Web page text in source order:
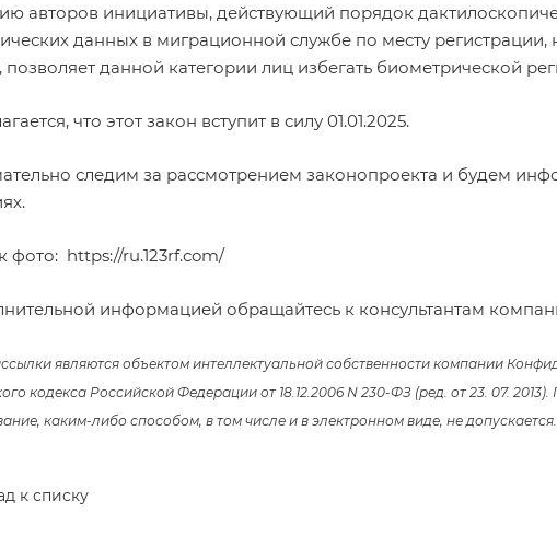
авторов инициативы, действующий порядок
данных в миграционной службе по месту
позволяет данной категории лиц избегать биометрической
что этот закон вступит в силу 01.01.2025.
следим за рассмотрением законопроекта и будем
фото: https://ru.123rf.com/
информацией обращайтесь к консультантам
являются объектом интеллектуальной собственности компании
кодекса Российской Федерации от 18.12.2006 N 230-ФЗ (ред. от 23. 07.
каким-либо способом, в том числе и в электронном виде, не допускается.
к списку